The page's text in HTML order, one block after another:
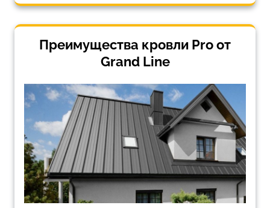
Преимущества кровли Pro от
Grand Line